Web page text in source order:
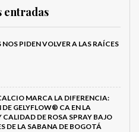
entradas
PIDEN VOLVER A LAS RAÍCES
MARCA LA DIFERENCIA:
GELYFLOW® CA EN LA
DE ROSA SPRAY BAJO
DE LA SABANA DE BOGOTÁ